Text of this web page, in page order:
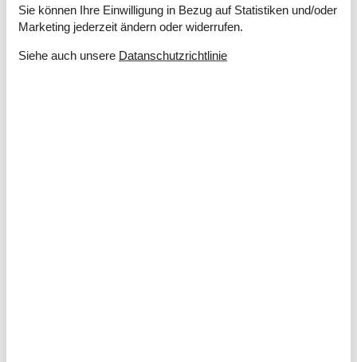
Drinnen
Sie können Ihre Einwilligung in Bezug auf Statistiken und/oder
Marketing jederzeit ändern oder widerrufen.
Siehe auch unsere Datanschutzrichtlinie